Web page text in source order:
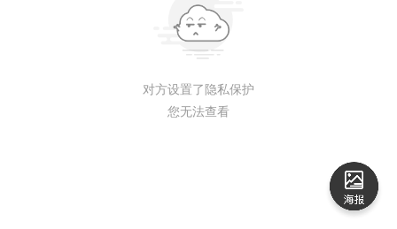
对方设置了隐私保护
您无法查看